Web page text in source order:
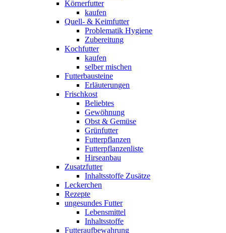
Körnerfutter
kaufen
Quell- & Keimfutter
Problematik Hygiene
Zubereitung
Kochfutter
kaufen
selber mischen
Futterbausteine
Erläuterungen
Frischkost
Beliebtes
Gewöhnung
Obst & Gemüse
Grünfutter
Futterpflanzen
Futterpflanzenliste
Hirseanbau
Zusatzfutter
Inhaltsstoffe Zusätze
Leckerchen
Rezepte
ungesundes Futter
Lebensmittel
Inhaltsstoffe
Futteraufbewahrung